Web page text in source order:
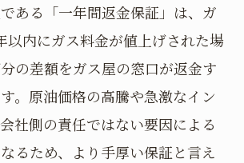
ある「一年間返金保証」は、ガ
以内にガス料金が値上げされた場
の差額をガス屋の窓口が返金す
。原油価格の高騰や急激なイン
社側の責任ではない要因による
るため、より手厚い保証と言え